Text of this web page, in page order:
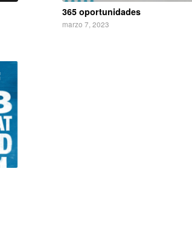
365 oportunidades
marzo 7, 2023